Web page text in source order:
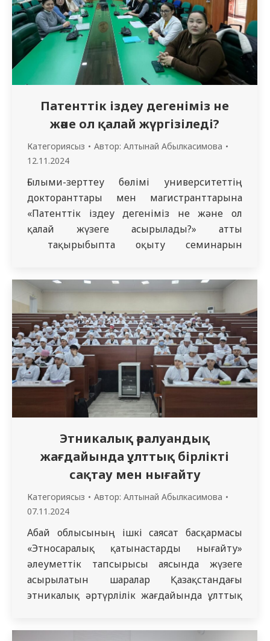
Патенттік іздеу дегеніміз не
және ол қалай жүргізіледі?
Категориясыз Автор: Алтынай Абылкасимова
12.11.2024
Ғылыми-зерттеу бөлімі университеттің
докторанттары мен магистранттарына
«Патенттік іздеу дегеніміз не және ол
қалай жүзеге асырылады?» атты
тақырыбыпта оқыту семинарын
тіркеуден бұрын инновациялық
шешімдерді жасаудың ең ерте
кезеңдерінде жүргізілуі тиіс патенттік
зерттеулердің бөлігі. Патенттік іздестіру
өнертабыстың бірегейлік дәрежесін
тексеруге, оның қолданылу аясын, сондай-
ақ ілеспе және басқа салаларын…
Этникалық әралуандық
жағдайында ұлттық бірлікті
сақтау мен нығайту
Категориясыз Автор: Алтынай Абылкасимова
07.11.2024
Абай облысының ішкі саясат басқармасы
«Этносаралық қатынастарды нығайту»
әлеуметтік тапсырысы аясында жүзеге
асырылатын шаралар Қазақстандағы
этникалық әртүрлілік жағдайында ұлттық